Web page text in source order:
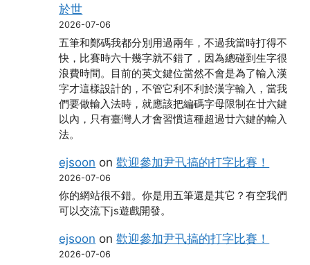
於世
2026-07-06
五筆和鄭碼我都分別用過兩年，不過我當時打得不
快，比賽時六十幾字就不錯了，因為總碰到生字很
浪費時間。目前的英文鍵位當然不會是為了輸入漢
字才這樣設計的，不管它利不利於漢字輸入，當我
們要做輸入法時，就應該把編碼字母限制在廿六鍵
以內，只有臺灣人才會習慣這種超過廿六鍵的輸入
法。
ejsoon on歡迎參加尹卂搞的打字比賽！
2026-07-06
你的網站很不錯。你是用五筆還是其它？有空我們
可以交流下js遊戲開發。
ejsoon on歡迎參加尹卂搞的打字比賽！
2026-07-06